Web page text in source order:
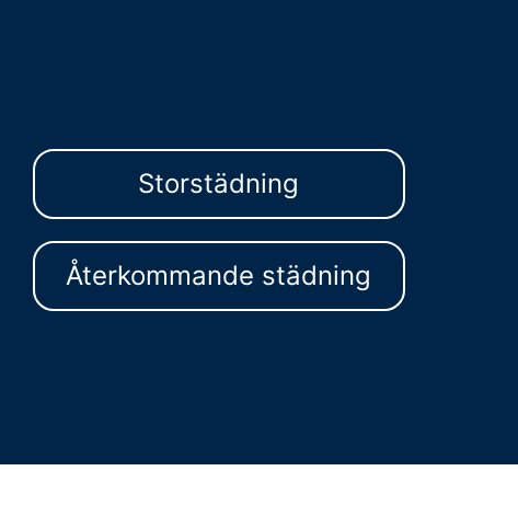
Storstädning
Återkommande städning